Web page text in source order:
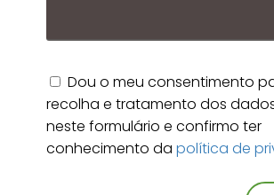
Dou o meu consentimento
recolha e tratamento dos
neste formulário e confirmo ter
conhecimento dapolítica de